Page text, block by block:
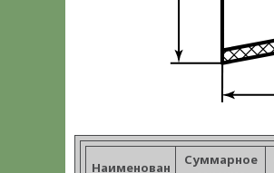
Наименован
Суммарное